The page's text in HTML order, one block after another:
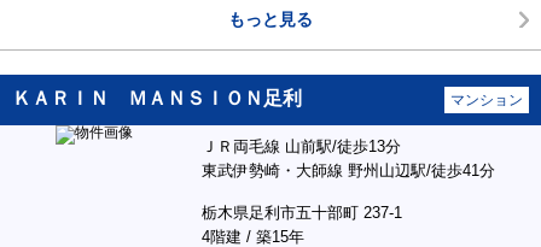
もっと見る
ＫＡＲＩＮ ＭＡＮＳＩＯＮ足利 マンション
ＪＲ両毛線 山前駅/徒歩13分
東武伊勢崎・大師線 野州山辺駅/徒歩41分
栃木県足利市五十部町 237-1
4階建 / 築15年